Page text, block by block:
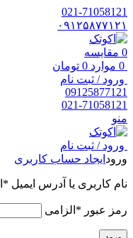
021-71058121
۰۹۱۲۵۸۷۷۱۲۱
0 مقایسه
0 موارد 0 تومان
ورود / ثبت نام
09125877121
021-71058121
منو
ورود / ثبت نام
ورود ایجاد حساب کاربری
نام کاربری یا آدرس ایمیل *
رمز عبور * الزامی